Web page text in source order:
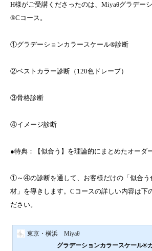
H様がご受講くださったのは、Miyaθグラデー
®Cコース。
①グラデーションカラースケール®診断
②ベストカラー診断（120色ドレープ）
③骨格診断
④イメージ診断
●特典：【似合う】を理論的にまとめたオーダ
①～④の診断を通して、お客様だけの「似合う
材」を導きします。Cコースの詳しい内容は下
ださい。
東京・横浜 Miyaθ
グラデーションカラースケール®